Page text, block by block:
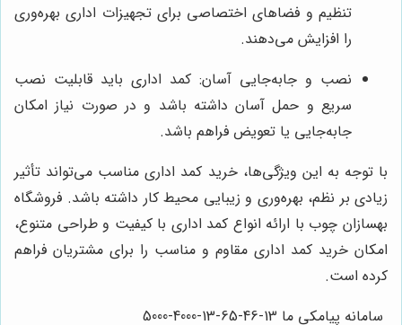
تنظیم و فضاهای اختصاصی برای تجهیزات اداری بهره‌وری
را افزایش می‌دهند.
نصب و جابه‌جایی آسان: کمد اداری باید قابلیت نصب
سریع و حمل آسان داشته باشد و در صورت نیاز امکان
جابه‌جایی یا تعویض فراهم باشد.
با توجه به این ویژگی‌ها، خرید کمد اداری مناسب می‌تواند تأثیر
زیادی بر نظم، بهره‌وری و زیبایی محیط کار داشته باشد. فروشگاه
بهسازان چوب با ارائه انواع کمد اداری با کیفیت و طراحی متنوع،
امکان خرید کمد اداری مقاوم و مناسب را برای مشتریان فراهم
کرده است.
سامانه پیامکی ما 13-46-65-13-4000-5000